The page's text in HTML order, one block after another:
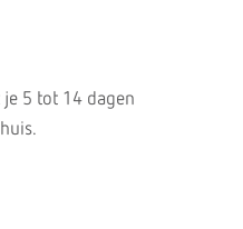
5 tot 14 dagen